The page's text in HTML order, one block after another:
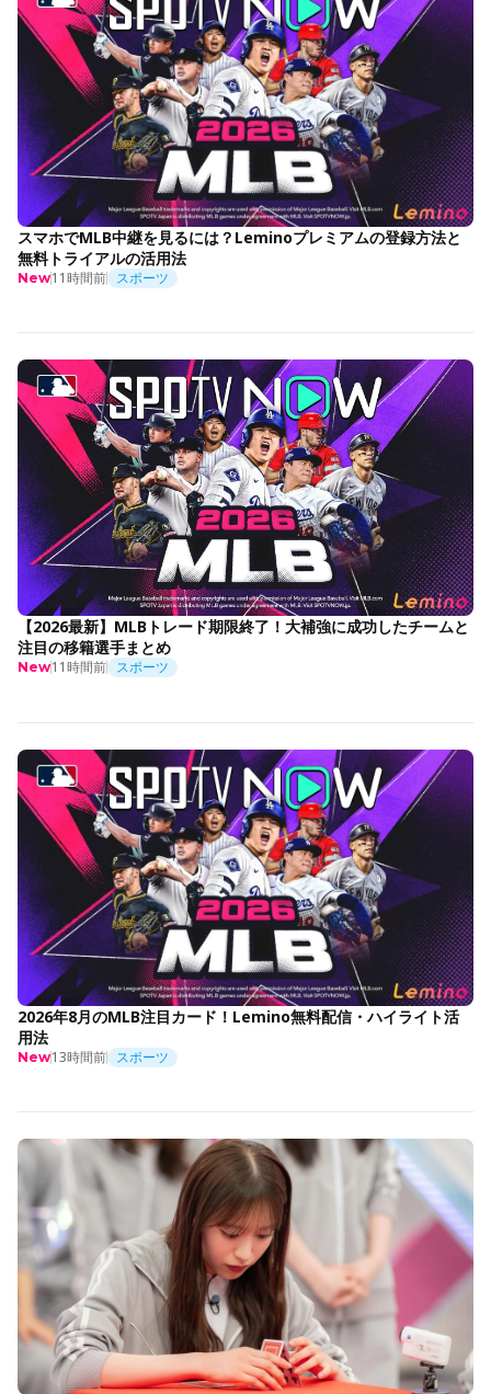
スマホでMLB中継を見るには？Leminoプレミアムの登録方法と
無料トライアルの活用法
New11時間前 スポーツ
【2026最新】MLBトレード期限終了！大補強に成功したチームと
注目の移籍選手まとめ
New11時間前 スポーツ
2026年8月のMLB注目カード！Lemino無料配信・ハイライト活
用法
New13時間前 スポーツ